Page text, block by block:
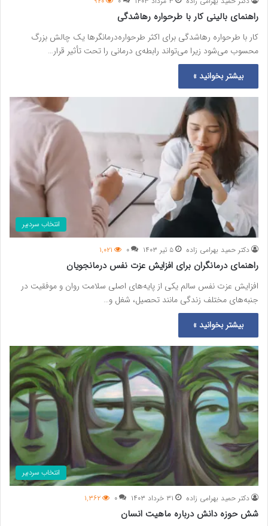
راهنمای بالینی کار با طرحواره رهاشدگی
کار با طرحواره‌ رهاشدگی برای اکثر طرحواره‌درمانگرها یک چالش بزرگ
محسوب می‌شود زیرا می‌تواند رابطه‌ی درمانی را تحت تأثیر قرار…
بیشتر بخوانید »
انتخاب سردبیر
دکتر حمید بهرامی زاده ۵ تیر ۱۴۰۳ ۰ ۱,۰۲۱
راهنمای درمانگران برای افزایش عزت نفس درمانجویان
افزایش عزت نفس سالم یکی از پایه‌های اصلی سلامت روان و موفقیت در
جنبه‌های مختلف زندگی مانند تحصیل، شغل و…
بیشتر بخوانید »
انتخاب سردبیر
دکتر حمید بهرامی زاده ۳۱ خرداد ۱۴۰۳ ۰ ۱,۳۶۲
شش حوزه دانش درباره ماهیت انسان